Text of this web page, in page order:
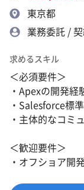
東京都
業務委託 /
求めるスキル
＜必須要件＞
・Apexの開発経
・Salesforce標
・主体的なコミ
＜歓迎要件＞
・オフショア開